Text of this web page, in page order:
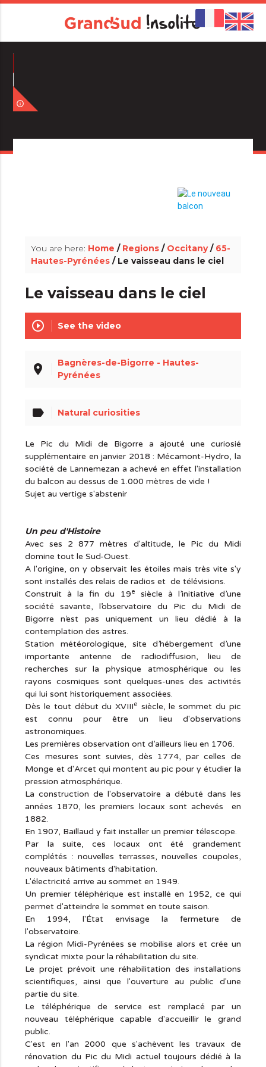
info_outline
You are here: Home / Regions / Occitany/ 65-
Hautes-Pyrénées / Le vaisseau dans le ciel
Le vaisseau dans le ciel
play_circle_outline See the video
place
Bagnères-de-Bigorre - Hautes-
Pyrénées
label Natural curiosities
Le Pic du Midi de Bigorre a ajouté une curiosié
supplémentaire en janvier 2018 : Mécamont-Hydro, la
société de Lannemezan a achevé en effet l'installation
du balcon au dessus de 1.000 mètres de vide !
Sujet au vertige s'abstenir
Un peu d'Histoire
Avec ses 2 877 mètres d'altitude, le Pic du Midi
domine tout le Sud-Ouest.
A l'origine, on y observait les étoiles mais très vite s'y
sont installés des relais de radios et de télévisions.
Construit à la fin du 19e
siècle à l’initiative d’une
société savante, l’observatoire du Pic du Midi de
Bigorre n’est pas uniquement un lieu dédié à la
contemplation des astres.
Station météorologique, site d’hébergement d’une
importante antenne de radiodiffusion, lieu de
recherches sur la physique atmosphérique ou les
rayons cosmiques sont quelques-unes des activités
qui lui sont historiquement associées.
Dès le tout début du XVIIIe siècle, le sommet du pic
est connu pour être un lieu d'observations
astronomiques.
Les premières observation ont d’ailleurs lieu en 1706.
Ces mesures sont suivies, dès 1774, par celles de
Monge et d'Arcet qui montent au pic pour y étudier la
pression atmosphérique.
La construction de l'observatoire a débuté dans les
années 1870, les premiers locaux sont achevés en
1882.
En 1907, Baillaud y fait installer un premier télescope.
Par la suite, ces locaux ont été grandement
complétés : nouvelles terrasses, nouvelles coupoles,
nouveaux bâtiments d'habitation.
L'électricité arrive au sommet en 1949.
Un premier téléphérique est installé en 1952, ce qui
permet d'atteindre le sommet en toute saison.
En 1994, l'État envisage la fermeture de
l'observatoire.
La région Midi-Pyrénées se mobilise alors et crée un
syndicat mixte pour la réhabilitation du site.
Le projet prévoit une réhabilitation des installations
scientifiques, ainsi que l'ouverture au public d'une
partie du site.
Le téléphérique de service est remplacé par un
nouveau téléphérique capable d'accueillir le grand
public.
C'est en l'an 2000 que s'achèvent les travaux de
rénovation du Pic du Midi actuel toujours dédié à la